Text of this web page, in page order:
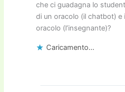
che ci guadagna lo
di un oracolo (il chatbot) e
oracolo (l’insegnante)?
Caricamento...